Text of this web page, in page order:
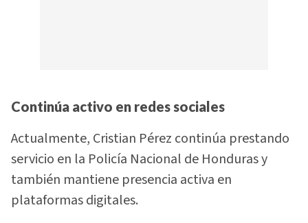
Continúa activo en redes sociales
Actualmente, Cristian Pérez continúa prestando
servicio en la Policía Nacional de Honduras y
también mantiene presencia activa en
plataformas digitales.